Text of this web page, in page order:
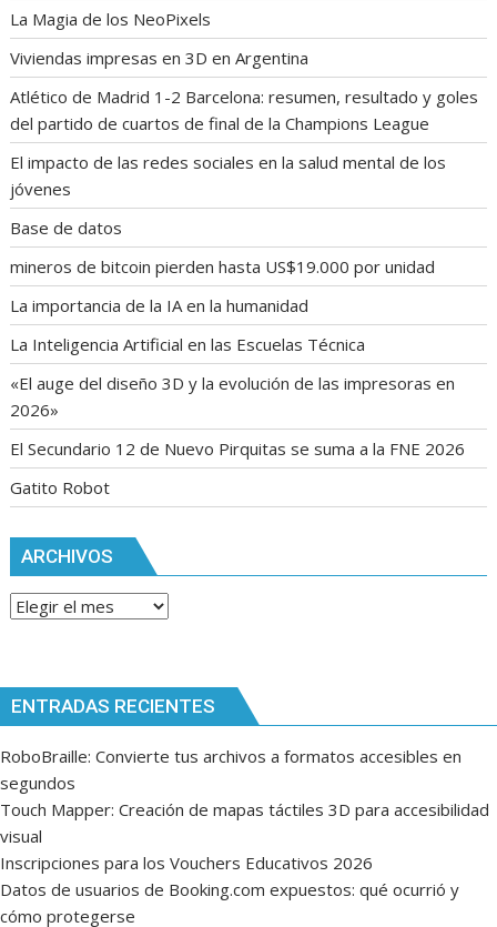
La Magia de los NeoPixels
Viviendas impresas en 3D en Argentina
Atlético de Madrid 1-2 Barcelona: resumen, resultado y goles
del partido de cuartos de final de la Champions League
El impacto de las redes sociales en la salud mental de los
jóvenes
Base de datos
mineros de bitcoin pierden hasta US$19.000 por unidad
La importancia de la IA en la humanidad
La Inteligencia Artificial en las Escuelas Técnica
«El auge del diseño 3D y la evolución de las impresoras en
2026»
El Secundario 12 de Nuevo Pirquitas se suma a la FNE 2026
Gatito Robot
ARCHIVOS
Archivos
ENTRADAS RECIENTES
RoboBraille: Convierte tus archivos a formatos accesibles en
segundos
Touch Mapper: Creación de mapas táctiles 3D para accesibilidad
visual
Inscripciones para los Vouchers Educativos 2026
Datos de usuarios de Booking.com expuestos: qué ocurrió y
cómo protegerse